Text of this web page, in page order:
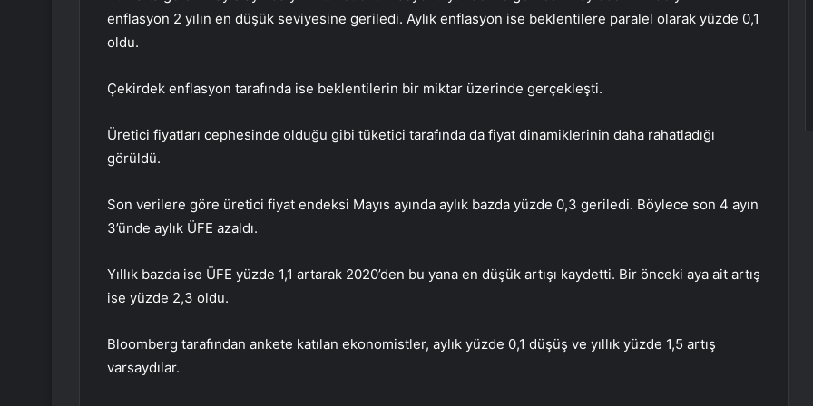
enflasyon 2 yılın en düşük seviyesine geriledi. Aylık enflasyon ise beklentilere paralel olarak yüzde 0,1
oldu.
Çekirdek enflasyon tarafında ise beklentilerin bir miktar üzerinde gerçekleşti.
Üretici fiyatları cephesinde olduğu gibi tüketici tarafında da fiyat dinamiklerinin daha rahatladığı
görüldü.
Son verilere göre üretici fiyat endeksi Mayıs ayında aylık bazda yüzde 0,3 geriledi. Böylece son 4 ayın
3’ünde aylık ÜFE azaldı.
Yıllık bazda ise ÜFE yüzde 1,1 artarak 2020’den bu yana en düşük artışı kaydetti. Bir önceki aya ait artış
ise yüzde 2,3 oldu.
Bloomberg tarafından ankete katılan ekonomistler, aylık yüzde 0,1 düşüş ve yıllık yüzde 1,5 artış
varsaydılar.